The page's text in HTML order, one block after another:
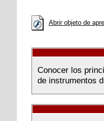
Abrir objeto de
Conocer los
de instrumentos